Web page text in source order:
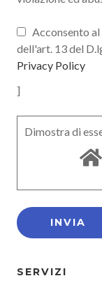
Acconsento
dell'art. 13 del
Privacy Policy
]
Dimostra di
SERVIZI